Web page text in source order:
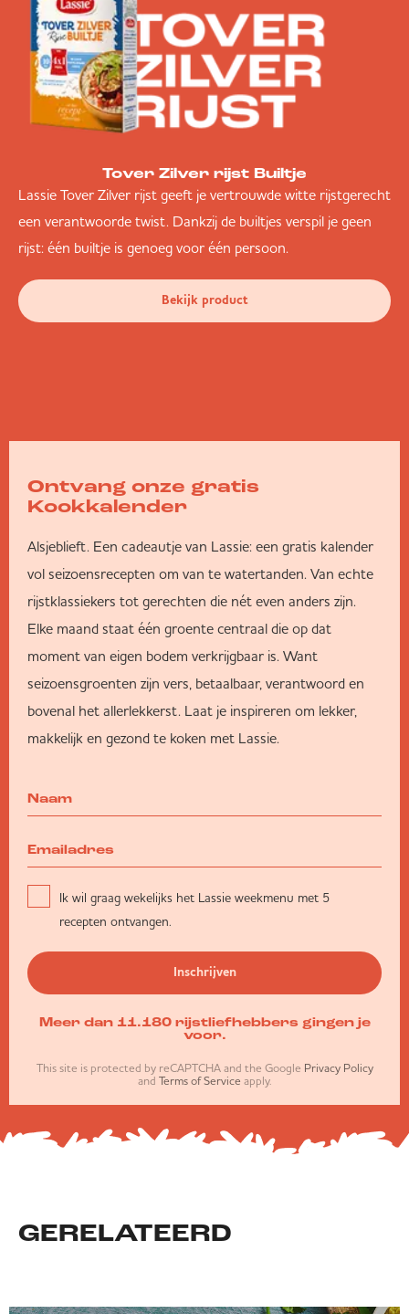
Tover Zilver rijst Builtje
Lassie Tover Zilver rijst geeft je vertrouwde witte rijstgerecht
een verantwoorde twist. Dankzij de builtjes verspil je geen
rijst: één builtje is genoeg voor één persoon.
Bekijk product
Ontvang onze gratis
Kookkalender
Alsjeblieft. Een cadeautje van Lassie: een gratis kalender
vol seizoensrecepten om van te watertanden. Van echte
rijstklassiekers tot gerechten die nét even anders zijn.
Elke maand staat één groente centraal die op dat
moment van eigen bodem verkrijgbaar is. Want
seizoensgroenten zijn vers, betaalbaar, verantwoord en
bovenal het allerlekkerst. Laat je inspireren om lekker,
makkelijk en gezond te koken met Lassie.
Ik wil graag wekelijks het Lassie weekmenu met 5
recepten ontvangen.
Inschrijven
Meer dan 11.180 rijstliefhebbers gingen je
voor.
This site is protected by reCAPTCHA and the Google Privacy Policy
and Terms of Service apply.
GERELATEERD